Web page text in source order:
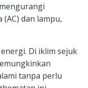
dan lampu,
Di iklim sejuk
tanpa perlu